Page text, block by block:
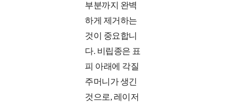
부분까지 완벽
하게 제거하는
것이 중요합니
다. 비립종은 표
피 아래에 각질
주머니가 생긴
것으로, 레이저